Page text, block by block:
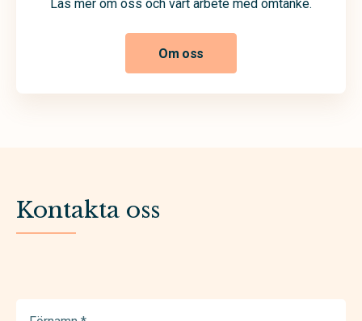
Läs mer om oss och vårt arbete med omtanke.
Om oss
Kontakta oss